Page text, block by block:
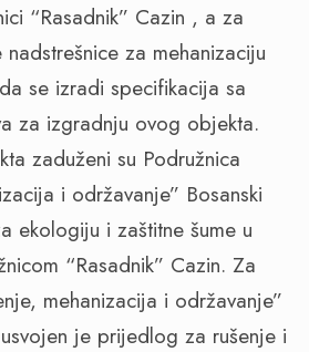
“Rasadnik” Cazin , a za
za mehanizaciju
se izradi specifikacija sa
za izgradnju ovog objekta.
zaduženi su Podružnica
i održavanje” Bosanski
ekologiju i zaštitne šume u
“Rasadnik” Cazin. Za
mehanizacija i održavanje”
je prijedlog za rušenje i